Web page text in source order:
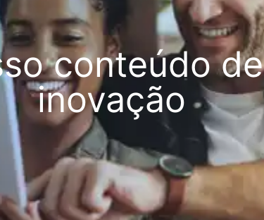
conteúdo
inovação